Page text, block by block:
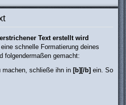
Text erstellt wird
schnelle Formatierung deines
folgendermaßen gemacht:
machen, schließe ihn in [b][/b] ein. So